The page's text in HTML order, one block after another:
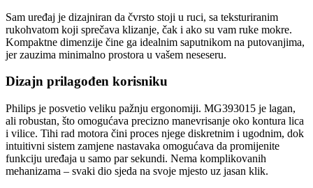
Sam uređaj je dizajniran da čvrsto stoji u ruci, sa teksturiranim
rukohvatom koji sprečava klizanje, čak i ako su vam ruke mokre.
Kompaktne dimenzije čine ga idealnim saputnikom na putovanjima,
jer zauzima minimalno prostora u vašem neseseru.
Dizajn prilagođen korisniku
Philips je posvetio veliku pažnju ergonomiji. MG393015 je lagan,
ali robustan, što omogućava precizno manevrisanje oko kontura lica
i vilice. Tihi rad motora čini proces njege diskretnim i ugodnim, dok
intuitivni sistem zamjene nastavaka omogućava da promijenite
funkciju uređaja u samo par sekundi. Nema komplikovanih
mehanizama – svaki dio sjeda na svoje mjesto uz jasan klik.